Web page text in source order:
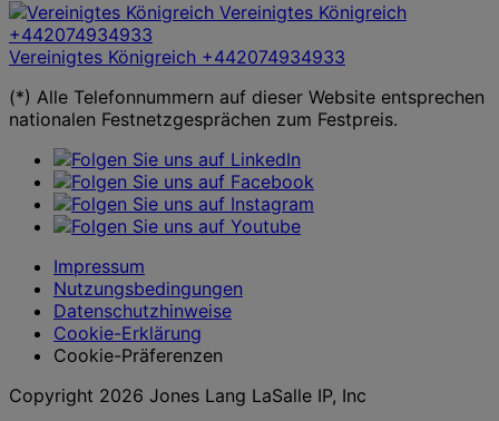
Vereinigtes Königreich
+442074934933
Vereinigtes Königreich +442074934933
(*) Alle Telefonnummern auf dieser Website entsprechen
nationalen Festnetzgesprächen zum Festpreis.
Impressum
Nutzungsbedingungen
Datenschutzhinweise
Cookie-Erklärung
Cookie-Präferenzen
Copyright 2026 Jones Lang LaSalle IP, Inc